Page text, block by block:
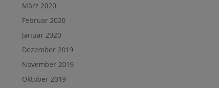
März 2020
Februar 2020
Januar 2020
Dezember 2019
November 2019
Oktober 2019